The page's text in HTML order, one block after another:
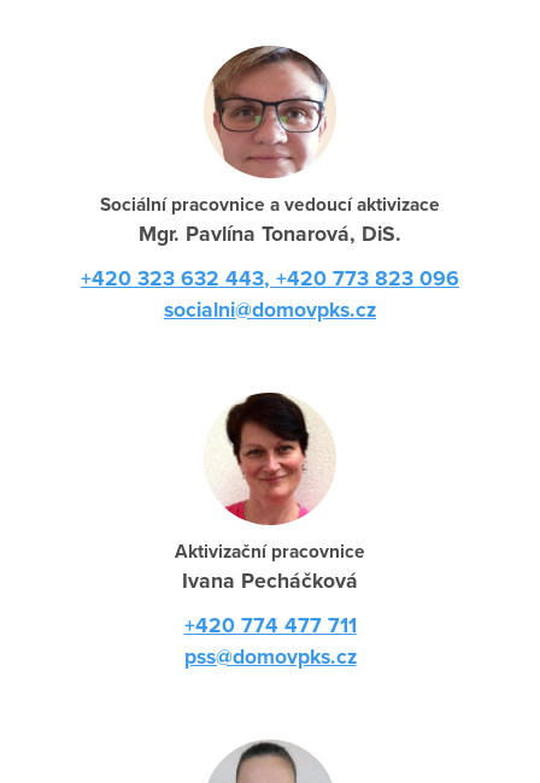
Sociální pracovnice a vedoucí aktivizace
Mgr. Pavlína Tonarová, DiS.
+420 323 632 443, +420 773 823 096
socialni@domovpks.cz
Aktivizační pracovnice
Ivana Pecháčková
+420 774 477 711
pss@domovpks.cz